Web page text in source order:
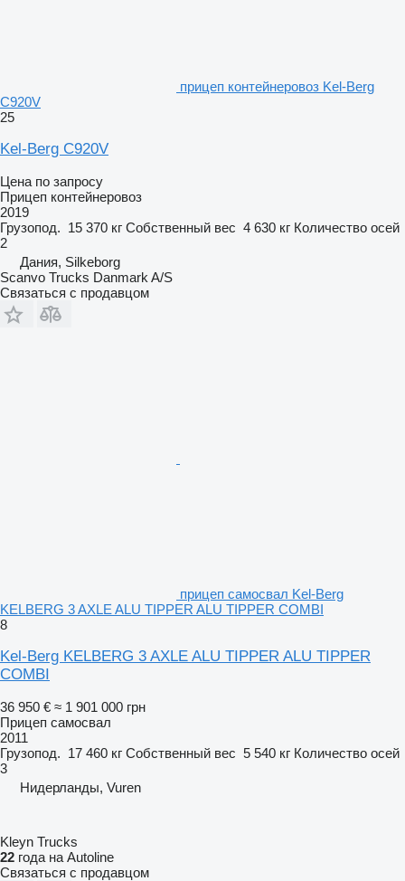
прицеп контейнеровоз Kel-Berg
C920V
25
Kel-Berg C920V
Цена по запросу
Прицеп контейнеровоз
2019
Грузопод. 15 370 кг Собственный вес 4 630 кг Количество осей
2
Дания, Silkeborg
Scanvo Trucks Danmark A/S
Связаться с продавцом
прицеп самосвал Kel-Berg
KELBERG 3 AXLE ALU TIPPER ALU TIPPER COMBI
8
Kel-Berg KELBERG 3 AXLE ALU TIPPER ALU TIPPER
COMBI
36 950 € ≈ 1 901 000 грн
Прицеп самосвал
2011
Грузопод. 17 460 кг Собственный вес 5 540 кг Количество осей
3
Нидерланды, Vuren
Kleyn Trucks
22 года на Autoline
Связаться с продавцом